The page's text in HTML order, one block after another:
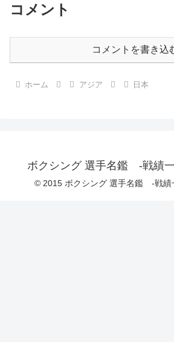
コメント
コメントを書き込
ホーム アジア 日本
ボクシング 選手名鑑 -戦績
© 2015 ボクシング 選手名鑑 -戦績